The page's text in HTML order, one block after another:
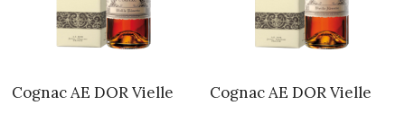
Cognac AE DOR Vielle Cognac AE DOR Vielle